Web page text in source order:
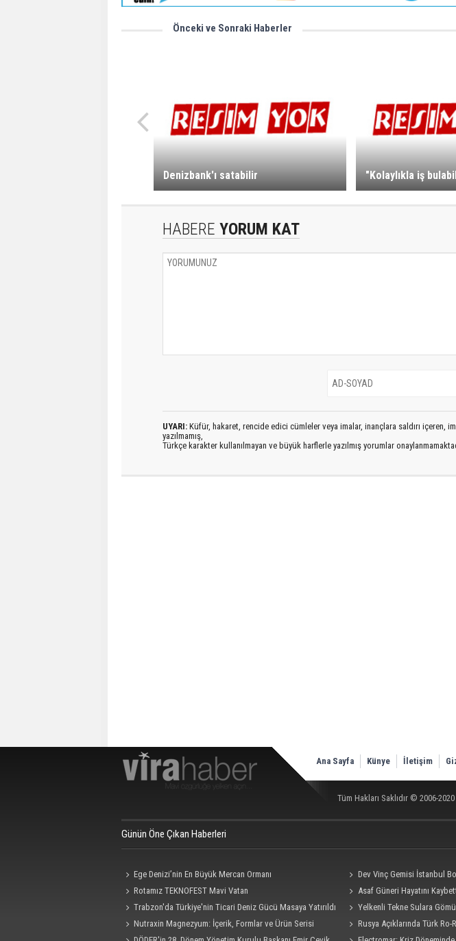
Önceki ve Sonraki Haberler
Denizbank'ı satabilir "Kolaylıkla iş
HABERE YORUM KAT
UYARI: Küfür, hakaret, rencide edici cümleler veya imalar, inançlara saldırı içeren,
yazılmamış,
Türkçe karakter kullanılmayan ve büyük harflerle yazılmış yorumlar
Ana Sayfa Künye İletişim
Tüm Hakları Saklıdır © 2006-2020
Günün Öne Çıkan Haberleri
Ege Denizi’nin En Büyük Mercan Ormanı Dev Vinç Gemisi İstanbul
Rotamız TEKNOFEST Mavi Vatan
Asaf Güneri Hayatını
Trabzon'da Türkiye'nin Ticari Deniz Gücü Masaya Yatırıldı Yelkenli Tekne Sulara
Nutraxin Magnezyum: İçerik, Formlar ve Ürün Serisi
Rusya Açıklarında Türk Ro-